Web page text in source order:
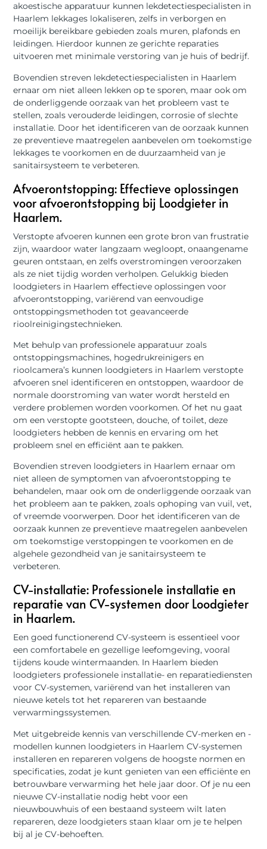
akoestische apparatuur kunnen lekdetectiespecialisten in
Haarlem lekkages lokaliseren, zelfs in verborgen en
moeilijk bereikbare gebieden zoals muren, plafonds en
leidingen. Hierdoor kunnen ze gerichte reparaties
uitvoeren met minimale verstoring van je huis of bedrijf.
Bovendien streven lekdetectiespecialisten in Haarlem
ernaar om niet alleen lekken op te sporen, maar ook om
de onderliggende oorzaak van het probleem vast te
stellen, zoals verouderde leidingen, corrosie of slechte
installatie. Door het identificeren van de oorzaak kunnen
ze preventieve maatregelen aanbevelen om toekomstige
lekkages te voorkomen en de duurzaamheid van je
sanitairsysteem te verbeteren.
Afvoerontstopping: Effectieve oplossingen
voor afvoerontstopping bij Loodgieter in
Haarlem.
Verstopte afvoeren kunnen een grote bron van frustratie
zijn, waardoor water langzaam wegloopt, onaangename
geuren ontstaan, en zelfs overstromingen veroorzaken
als ze niet tijdig worden verholpen. Gelukkig bieden
loodgieters in Haarlem effectieve oplossingen voor
afvoerontstopping, variërend van eenvoudige
ontstoppingsmethoden tot geavanceerde
rioolreinigingstechnieken.
Met behulp van professionele apparatuur zoals
ontstoppingsmachines, hogedrukreinigers en
rioolcamera’s kunnen loodgieters in Haarlem verstopte
afvoeren snel identificeren en ontstoppen, waardoor de
normale doorstroming van water wordt hersteld en
verdere problemen worden voorkomen. Of het nu gaat
om een verstopte gootsteen, douche, of toilet, deze
loodgieters hebben de kennis en ervaring om het
probleem snel en efficiënt aan te pakken.
Bovendien streven loodgieters in Haarlem ernaar om
niet alleen de symptomen van afvoerontstopping te
behandelen, maar ook om de onderliggende oorzaak van
het probleem aan te pakken, zoals ophoping van vuil, vet,
of vreemde voorwerpen. Door het identificeren van de
oorzaak kunnen ze preventieve maatregelen aanbevelen
om toekomstige verstoppingen te voorkomen en de
algehele gezondheid van je sanitairsysteem te
verbeteren.
CV-installatie: Professionele installatie en
reparatie van CV-systemen door Loodgieter
in Haarlem.
Een goed functionerend CV-systeem is essentieel voor
een comfortabele en gezellige leefomgeving, vooral
tijdens koude wintermaanden. In Haarlem bieden
loodgieters professionele installatie- en reparatiediensten
voor CV-systemen, variërend van het installeren van
nieuwe ketels tot het repareren van bestaande
verwarmingssystemen.
Met uitgebreide kennis van verschillende CV-merken en -
modellen kunnen loodgieters in Haarlem CV-systemen
installeren en repareren volgens de hoogste normen en
specificaties, zodat je kunt genieten van een efficiënte en
betrouwbare verwarming het hele jaar door. Of je nu een
nieuwe CV-installatie nodig hebt voor een
nieuwbouwhuis of een bestaand systeem wilt laten
repareren, deze loodgieters staan klaar om je te helpen
bij al je CV-behoeften.